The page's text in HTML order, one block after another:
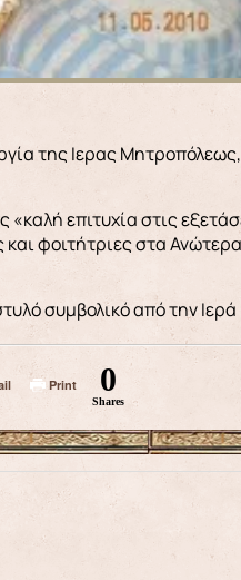
της Ιερας
επιτυχία στις
φοιτήτριες στα
συμβολικό από την
Print 0
Shares